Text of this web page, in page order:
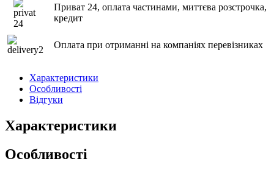
Приват 24, оплата частинами, миттєва розстрочка,
кредит
Оплата при отриманні на компаніях перевізниках
Характеристики
Особливості
Відгуки
Характеристики
Особливості